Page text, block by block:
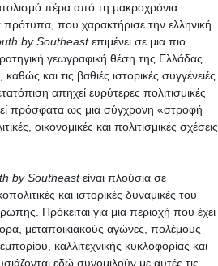
πέρα από τη μακροχρόνια
που χαρακτήρισε την ελληνική
by Southeastεπιμένει σε μια πιο
γεωγραφική θέση της Ελλάδας
και τις βαθιές ιστορικές συγγένειές
απηχεί ευρύτερες πολιτισμικές
πρόσφατα ως μια σύγχρονη «στροφή
οικονομικές και πολιτισμικές σχέσεις
by Southeastείναι πλούσια σε
και ιστορικές δυναμικές του
Πρόκειται για μια περιοχή που έχει
μεταποικιακούς αγώνες, πολέμους
καλλιτεχνικής κυκλοφορίας και
εδώ συνομιλούν με αυτές τις